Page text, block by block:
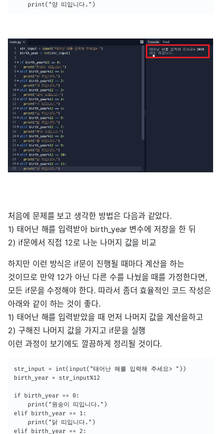
	print("양 띠입니다.")
처음에 문제를 보고 생각한 방법은 다음과 같았다.
1) 태어난 해를 입력받아 birth_year 변수에 저장을 한 뒤
2) if문에서 직접 12로 나눈 나머지 값을 비교
하지만 이런 방식은 if문이 진행될 때마다 계산을 하는
것이므로 만약 12가 아닌 다른 수를 나눴을 때를 가정한다면,
모든 if문을 수정해야 한다. 따라서 좀더 효율적인 코드 작성은
아래와 같이 하는 것이 좋다.
1) 태어난 해를 입력받았을 때 먼저 나머지 값을 계산을하고
2) 구해진 나머지 값을 가지고 if문을 실행
이런 과정이 보기에도 깔끔하게 정리될 것이다.
str_input = int(input("태어난 해를 입력해 주세요> "))
birth_year = str_input%12
if birth_year == 0:
elif birth_year == 1:
elif birth_year == 2: